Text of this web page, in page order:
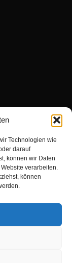
Technologien wie
darauf
können wir Daten
verarbeiten.
können